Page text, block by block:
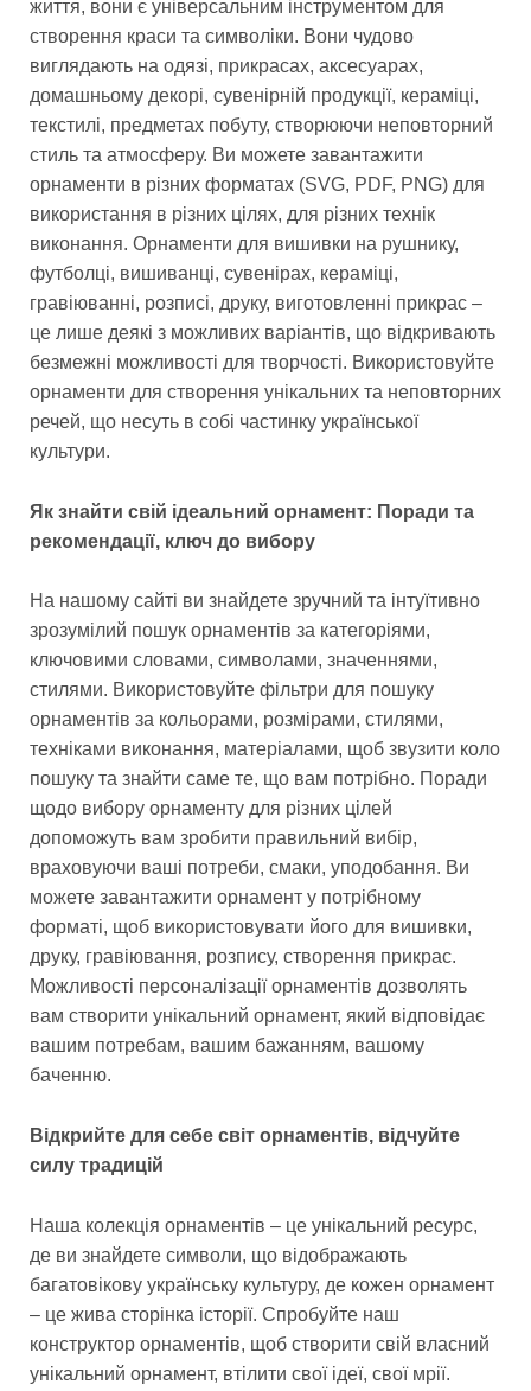
життя, вони є універсальним інструментом для
створення краси та символіки. Вони чудово
виглядають на одязі, прикрасах, аксесуарах,
домашньому декорі, сувенірній продукції, кераміці,
текстилі, предметах побуту, створюючи неповторний
стиль та атмосферу. Ви можете завантажити
орнаменти в різних форматах (SVG, PDF, PNG) для
використання в різних цілях, для різних технік
виконання. Орнаменти для вишивки на рушнику,
футболці, вишиванці, сувенірах, кераміці,
гравіюванні, розписі, друку, виготовленні прикрас –
це лише деякі з можливих варіантів, що відкривають
безмежні можливості для творчості. Використовуйте
орнаменти для створення унікальних та неповторних
речей, що несуть в собі частинку української
культури.
Як знайти свій ідеальний орнамент: Поради та
рекомендації, ключ до вибору
На нашому сайті ви знайдете зручний та інтуїтивно
зрозумілий пошук орнаментів за категоріями,
ключовими словами, символами, значеннями,
стилями. Використовуйте фільтри для пошуку
орнаментів за кольорами, розмірами, стилями,
техніками виконання, матеріалами, щоб звузити коло
пошуку та знайти саме те, що вам потрібно. Поради
щодо вибору орнаменту для різних цілей
допоможуть вам зробити правильний вибір,
враховуючи ваші потреби, смаки, уподобання. Ви
можете завантажити орнамент у потрібному
форматі, щоб використовувати його для вишивки,
друку, гравіювання, розпису, створення прикрас.
Можливості персоналізації орнаментів дозволять
вам створити унікальний орнамент, який відповідає
вашим потребам, вашим бажанням, вашому
баченню.
Відкрийте для себе світ орнаментів, відчуйте
силу традицій
Наша колекція орнаментів – це унікальний ресурс,
де ви знайдете символи, що відображають
багатовікову українську культуру, де кожен орнамент
– це жива сторінка історії. Спробуйте наш
конструктор орнаментів, щоб створити свій власний
унікальний орнамент, втілити свої ідеї, свої мрії.